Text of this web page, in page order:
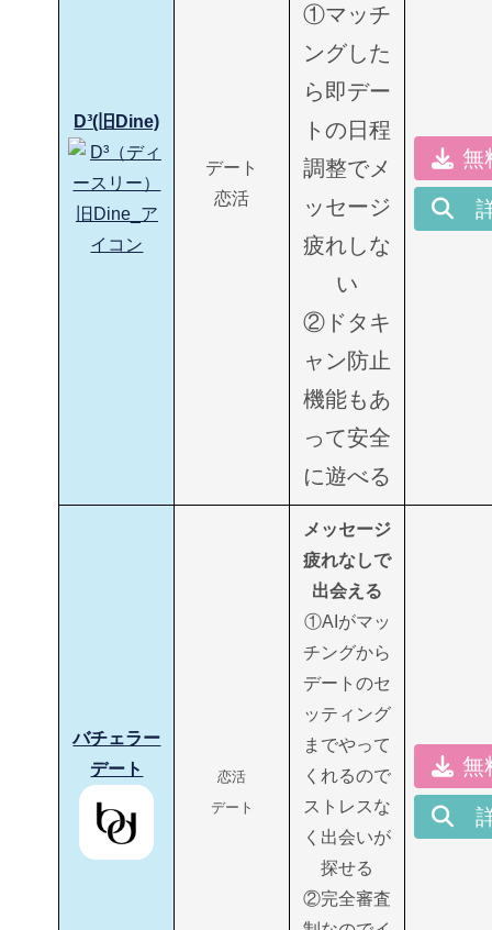
D³(旧Dine)
デート
恋活
①マッチ
ングした
ら即デー
トの日程
調整でメ
ッセージ
疲れしな
い
②ドタキ
ャン防止
機能もあ
って安全
に遊べる
無
バチェラー
デート
恋活
デート
メッセージ
疲れなしで
出会える
①AIがマッ
チングから
デートのセ
ッティング
までやって
くれるので
ストレスな
く出会いが
探せる
②完全審査
無